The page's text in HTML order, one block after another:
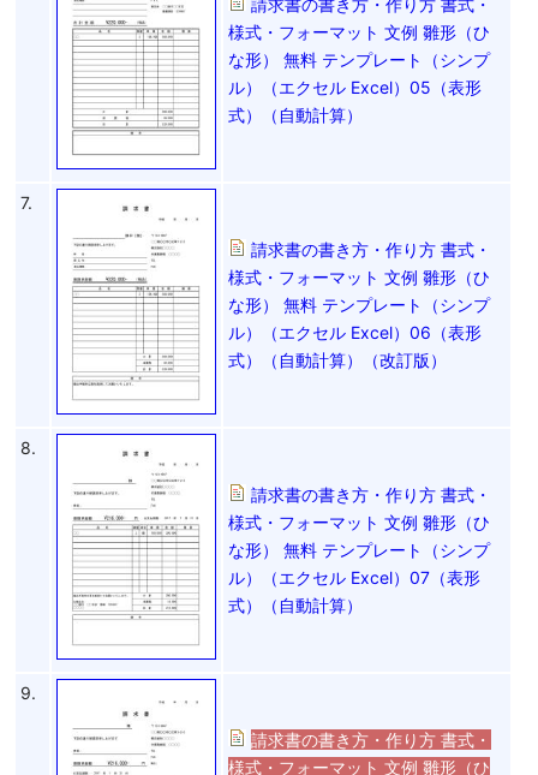
請求書の書き方・作り方 書式・
様式・フォーマット 文例 雛形（ひ
な形） 無料 テンプレート（シンプ
ル）（エクセル Excel）05（表形
式）（自動計算）
7.
請求書の書き方・作り方 書式・
様式・フォーマット 文例 雛形（ひ
な形） 無料 テンプレート（シンプ
ル）（エクセル Excel）06（表形
式）（自動計算）（改訂版）
8.
請求書の書き方・作り方 書式・
様式・フォーマット 文例 雛形（ひ
な形） 無料 テンプレート（シンプ
ル）（エクセル Excel）07（表形
式）（自動計算）
9.
請求書の書き方・作り方 書式・
様式・フォーマット 文例 雛形（ひ